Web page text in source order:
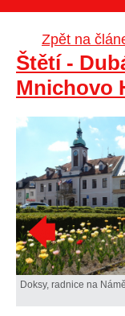
Zpět na
Štětí -
Mnichovo
Doksy, radnice na